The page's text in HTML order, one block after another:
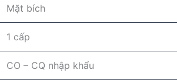
Mặt bích
1 cấp
CO – CQ nhập khẩu